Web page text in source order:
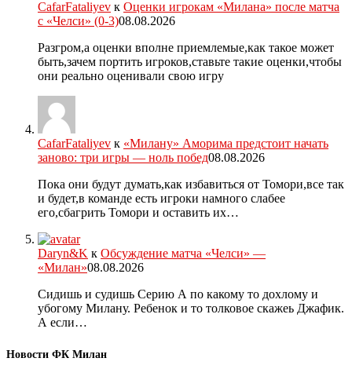
CafarFataliyev к Оценки игрокам «Милана» после матча
с «Челси» (0-3)08.08.2026
Разгром,а оценки вполне приемлемые,как такое может
быть,зачем портить игроков,ставьте такие оценки,чтобы
они реально оценивали свою игру
CafarFataliyev к «Милану» Аморима предстоит начать
заново: три игры — ноль побед08.08.2026
Пока они будут думать,как избавиться от Томори,все так
и будет,в команде есть игроки намного слабее
его,сбагрить Томори и оставить их…
Daryn&K к Обсуждение матча «Челси» —
«Милан»08.08.2026
Сидишь и судишь Серию А по какому то дохлому и
убогому Милану. Ребенок и то толковое скажеь Джафик.
А если…
Новости ФК Милан